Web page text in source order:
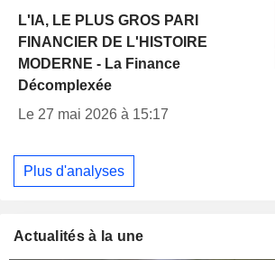
L'IA, LE PLUS GROS PARI
FINANCIER DE L'HISTOIRE
MODERNE - La Finance
Décomplexée
Le 27 mai 2026 à 15:17
Plus d'analyses
Actualités à la une